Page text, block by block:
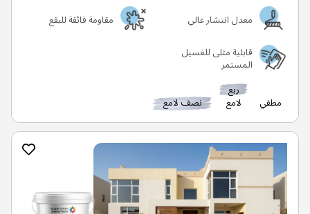
معدل انتشار عالي
مقاومة فائقة للبقع
قابلية مثلى للغسيل
المستمر
مطفي
ربع
لامع نصف لامع